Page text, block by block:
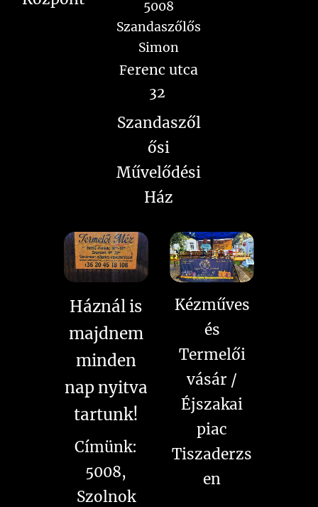
5008
Szandaszőlős
Simon
Ferenc utca
32
Szandaszől
ősi
Művelődési
Ház
Háznál is
majdnem
minden
nap nyitva
tartunk!
Címünk:
5008,
Szolnok
Kézműves
és
Termelői
vásár /
Éjszakai
piac
Tiszaderzs
en